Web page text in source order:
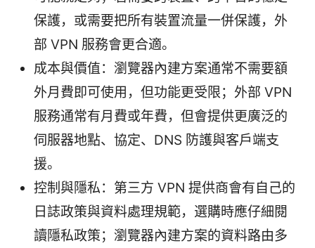
保護，或需要把所有裝置流量一併保護，外
部 VPN 服務會更合適。
成本與價值：瀏覽器內建方案通常不需要額
外月費即可使用，但功能更受限；外部 VPN
服務通常有月費或年費，但會提供更廣泛的
伺服器地點、協定、DNS 防護與客戶端支
援。
控制與隱私：第三方 VPN 提供商會有自己的
日誌政策與資料處理規範，選購時應仔細閱
讀隱私政策；瀏覽器內建方案的資料路由多